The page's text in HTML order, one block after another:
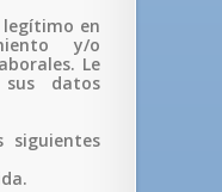
en
y/o
Le
datos
siguientes